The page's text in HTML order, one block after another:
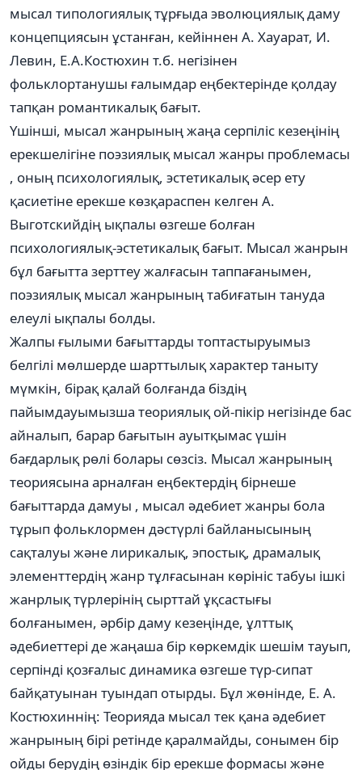
мысал типологиялық тұрғыда эволюциялық даму
концепциясын ұстанған, кейіннен А. Хауарат, И.
Левин, Е.А.Костюхин т.б. негізінен
фольклортанушы ғалымдар еңбектерінде қолдау
тапқан романтикалық бағыт.
Үшінші, мысал жанрының жаңа серпіліс кезеңінің
ерекшелігіне поэзиялық мысал жанры проблемасы
, оның психологиялық, эстетикалық әсер ету
қасиетіне ерекше көзқараспен келген А.
Выготскийдің ықпалы өзгеше болған
психологиялық-эстетикалық бағыт. Мысал жанрын
бұл бағытта зерттеу жалғасын таппағанымен,
поэзиялық мысал жанрының табиғатын тануда
елеулі ықпалы болды.
Жалпы ғылыми бағыттарды топтастыруымыз
белгілі мөлшерде шарттылық характер таныту
мүмкін, бірақ қалай болғанда біздің
пайымдауымызша теориялық ой-пікір негізінде бас
айналып, барар бағытын ауытқымас үшін
бағдарлық рөлі болары сөзсіз. Мысал жанрының
теориясына арналған еңбектердің бірнеше
бағыттарда дамуы , мысал әдебиет жанры бола
тұрып фольклормен дәстүрлі байланысының
сақталуы және лирикалық, эпостық, драмалық
элементтердің жанр тұлғасынан көрініс табуы ішкі
жанрлық түрлерінің сырттай ұқсастығы
болғанымен, әрбір даму кезеңінде, ұлттық
әдебиеттері де жаңаша бір көркемдік шешім тауып,
серпінді қозғалыс динамика өзгеше түр-сипат
байқатуынан туындап отырды. Бұл жөнінде, Е. А.
Костюхиннің: Теорияда мысал тек қана әдебиет
жанрының бірі ретінде қаралмайды, сонымен бір
ойды берудің өзіндік бір ерекше формасы және